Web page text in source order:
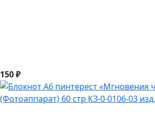
150 ₽